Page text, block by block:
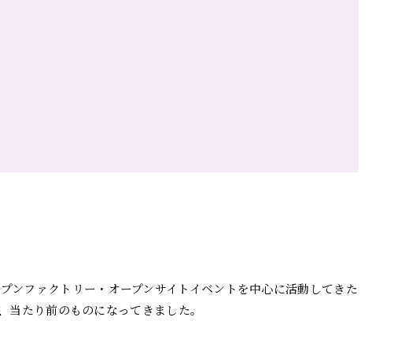
ファクトリー・オープンサイトイベントを中心に活動してきた
たり前のものになってきました。